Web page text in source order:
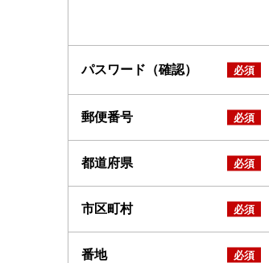
パスワード（確認）
郵便番号
都道府県
市区町村
番地